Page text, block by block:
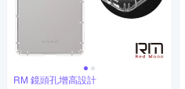
RM 鏡頭孔增高設計